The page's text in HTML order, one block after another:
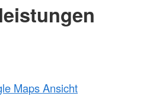
Maps Ansicht